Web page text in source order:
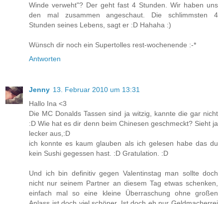
Winde verweht"? Der geht fast 4 Stunden. Wir haben uns
den mal zusammen angeschaut. Die schlimmsten 4
Stunden seines Lebens, sagt er :D Hahaha :)
Wünsch dir noch ein Supertolles rest-wochenende :-*
Antworten
Jenny 13. Februar 2010 um 13:31
Hallo Ina <3
Die MC Donalds Tassen sind ja witzig, kannte die gar nicht
:D Wie hat es dir denn beim Chinesen geschmeckt? Sieht ja
lecker aus,:D
ich konnte es kaum glauben als ich gelesen habe das du
kein Sushi gegessen hast. :D Gratulation. :D
Und ich bin definitiv gegen Valentinstag man sollte doch
nicht nur seinem Partner an diesem Tag etwas schenken,
einfach mal so eine kleine Überraschung ohne großen